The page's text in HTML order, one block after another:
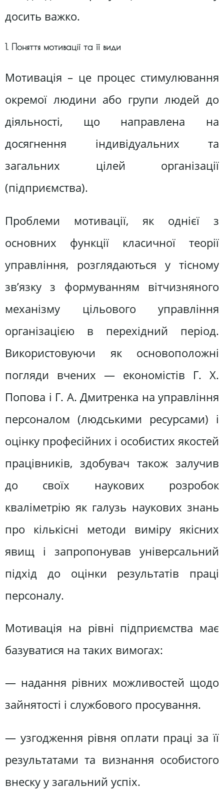
досить важко.
1. Поняття мотивації та її види
Мотивація – це процес стимулювання
окремої людини або групи людей до
діяльності, що направлена на
досягнення індивідуальних та
загальних цілей організації
(підприємства).
Проблеми мотивації, як однієї з
основних функції класичної теорії
управління, розглядаються у тісному
зв’язку з формуванням вітчизняного
механізму цільового управління
організацією в перехідний період.
Використовуючи як основоположні
погляди вчених — економістів Г. Х.
Попова і Г. А. Дмитренка на управління
персоналом (людськими ресурсами) і
оцінку професійних і особистих якостей
працівників, здобувач також залучив
до своїх наукових розробок
кваліметрію як галузь наукових знань
про кількісні методи виміру якісних
явищ і запропонував універсальний
підхід до оцінки результатів праці
персоналу.
Мотивація на рівні підприємства має
базуватися на таких вимогах:
— надання рівних можливостей щодо
зайнятості і службового просування.
— узгодження рівня оплати праці за її
результатами та визнання особистого
внеску у загальний успіх.